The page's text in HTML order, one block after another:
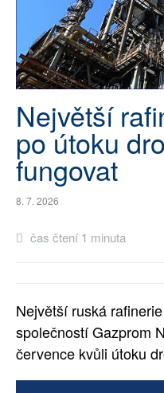
NEJČTENĚJŠÍ ZA 7 DNÍ
AUTOŘI
PŘÍSPĚVKY NA PROVOZ
SOCIÁLNÍ SÍTĚ
RUBRIKY
Největší
po útoku
fungovat
8. 7. 2026
čas čtení 1 minuta
Největší ruská
společností Gazprom
července kvůli útoku